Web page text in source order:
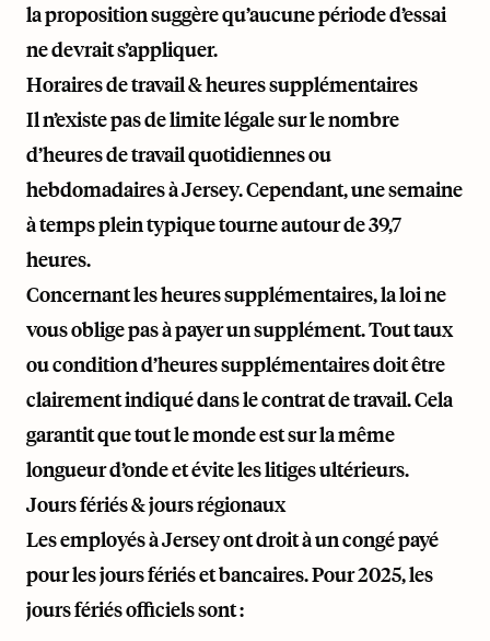
la proposition suggère qu’aucune période d’essai
ne devrait s’appliquer.
Horaires de travail & heures supplémentaires
Il n’existe pas de limite légale sur le nombre
d’heures de travail quotidiennes ou
hebdomadaires à Jersey. Cependant, une semaine
à temps plein typique tourne autour de 39,7
heures.
Concernant les heures supplémentaires, la loi ne
vous oblige pas à payer un supplément. Tout taux
ou condition d’heures supplémentaires doit être
clairement indiqué dans le contrat de travail. Cela
garantit que tout le monde est sur la même
longueur d’onde et évite les litiges ultérieurs.
Jours fériés & jours régionaux
Les employés à Jersey ont droit à un congé payé
pour les jours fériés et bancaires. Pour 2025, les
jours fériés officiels sont :